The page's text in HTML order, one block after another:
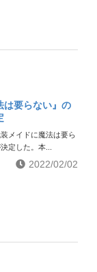
は要らない』の
メイドに魔法は要ら
定した。本...
2022/02/02